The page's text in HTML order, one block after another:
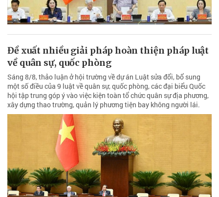
Đề xuất nhiều giải pháp hoàn thiện pháp luật
về quân sự, quốc phòng
Sáng 8/8, thảo luận ở hội trường về dự án Luật sửa đổi, bổ sung
một số điều của 9 luật về quân sự, quốc phòng, các đại biểu Quốc
hội tập trung góp ý vào việc kiện toàn tổ chức quân sự địa phương,
xây dựng thao trường, quản lý phương tiện bay không người lái.